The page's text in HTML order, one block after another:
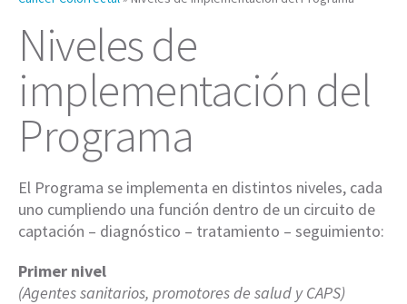
Niveles de
implementación del
Programa
El Programa se implementa en distintos niveles, cada
uno cumpliendo una función dentro de un circuito de
captación – diagnóstico – tratamiento – seguimiento:
Primer nivel
(Agentes sanitarios, promotores de salud y CAPS)